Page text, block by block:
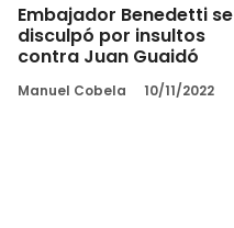
Embajador Benedetti se
disculpó por insultos
contra Juan Guaidó
Manuel Cobela 10/11/2022